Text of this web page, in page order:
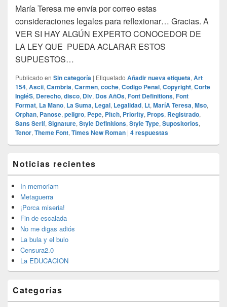
María Teresa me envía por correo estas
consideraciones legales para reflexionar… Gracias. A
VER SI HAY ALGÚN EXPERTO CONOCEDOR DE
LA LEY QUE PUEDA ACLARAR ESTOS
SUPUESTOS…
Publicado en Sin categoría | Etiquetado Añadir nueva etiqueta, Art
154, Ascii, Cambria, Carmen, coche, Codigo Penal, Copyright, Corte
IngléS, Derecho, disco, Div, Dos AñOs, Font Definitions, Font
Format, La Mano, La Suma, Legal, Legalidad, Lt, MaríA Teresa, Mso,
Orphan, Panose, peligro, Pepe, Pitch, Priority, Props, Registrado,
Sans Serif, Signature, Style Definitions, Style Type, Supositorios,
Tenor, Theme Font, Times New Roman | 4respuestas
área
de
widget
barra
lateral
primaria
Noticias recientes
In memoriam
Metaguerra
¡Porca miseria!
Fin de escalada
No me digas adiós
La bula y el bulo
Censura2.0
La EDUCACION
Categorías